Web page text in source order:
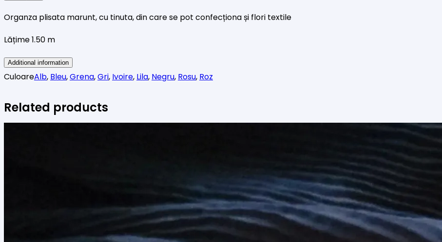
Organza plisata marunt, cu tinuta, din care se pot confecționa și flori textile
Lățime 1.50 m
Additional information
CuloareAlb, Bleu,Grena,Gri, Ivoire, Lila, Negru, Rosu, Roz
Related products